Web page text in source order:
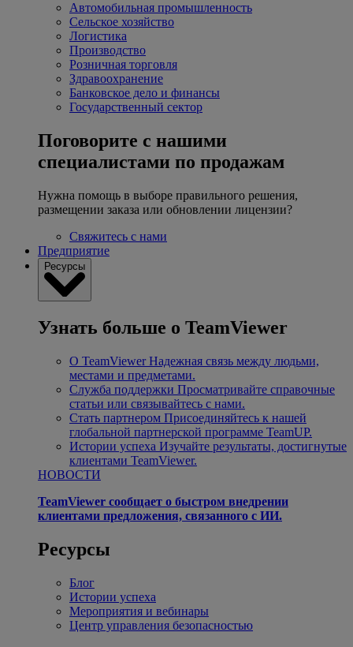
Автомобильная промышленность
Сельское хозяйство
Логистика
Производство
Розничная торговля
Здравоохранение
Банковское дело и финансы
Государственный сектор
Поговорите с нашими
специалистами по продажам
Нужна помощь в выборе правильного решения,
размещении заказа или обновлении лицензии?
Свяжитесь с нами
Предприятие
Ресурсы
Узнать больше о TeamViewer
О TeamViewer Надежная связь между людьми,
местами и предметами.
Служба поддержки Просматривайте справочные
статьи или связывайтесь с нами.
Стать партнером Присоединяйтесь к нашей
глобальной партнерской программе TeamUP.
Истории успеха Изучайте результаты, достигнутые
клиентами TeamViewer.
НОВОСТИ
TeamViewer сообщает о быстром внедрении
клиентами предложения, связанного с ИИ.
Ресурсы
Блог
Истории успеха
Мероприятия и вебинары
Центр управления безопасностью